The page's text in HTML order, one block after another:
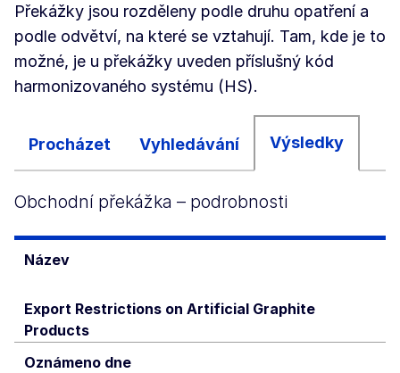
Překážky jsou rozděleny podle druhu opatření a
podle odvětví, na které se vztahují. Tam, kde je to
možné, je u překážky uveden příslušný kód
harmonizovaného systému (HS).
Procházet Vyhledávání Výsledky
Obchodní překážka – podrobnosti
Název
Export Restrictions on Artificial Graphite
Products
Oznámeno dne